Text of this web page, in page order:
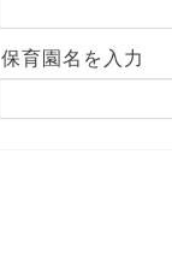
保育園名を入力